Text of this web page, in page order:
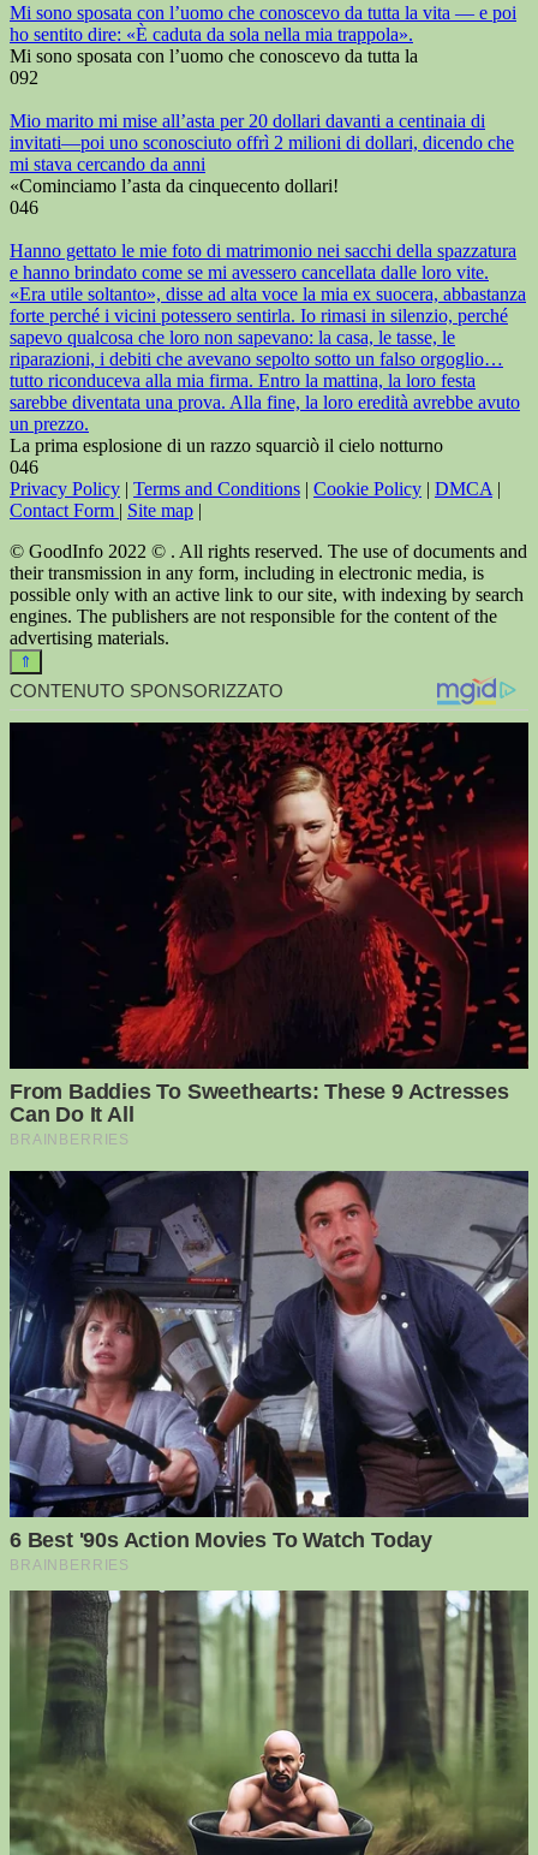
Mi sono sposata con l’uomo che conoscevo da tutta la vita — e poi
ho sentito dire: «È caduta da sola nella mia trappola».
Mi sono sposata con l’uomo che conoscevo da tutta la
092
Mio marito mi mise all’asta per 20 dollari davanti a centinaia di
invitati—poi uno sconosciuto offrì 2 milioni di dollari, dicendo che
mi stava cercando da anni
«Cominciamo l’asta da cinquecento dollari!
046
Hanno gettato le mie foto di matrimonio nei sacchi della spazzatura
e hanno brindato come se mi avessero cancellata dalle loro vite.
«Era utile soltanto», disse ad alta voce la mia ex suocera, abbastanza
forte perché i vicini potessero sentirla. Io rimasi in silenzio, perché
sapevo qualcosa che loro non sapevano: la casa, le tasse, le
riparazioni, i debiti che avevano sepolto sotto un falso orgoglio…
tutto riconduceva alla mia firma. Entro la mattina, la loro festa
sarebbe diventata una prova. Alla fine, la loro eredità avrebbe avuto
un prezzo.
La prima esplosione di un razzo squarciò il cielo notturno
046
Privacy Policy | Terms and Conditions | Cookie Policy | DMCA |
Contact Form | Site map |
© GoodInfo 2022 © . All rights reserved. The use of documents and
their transmission in any form, including in electronic media, is
possible only with an active link to our site, with indexing by search
engines. The publishers are not responsible for the content of the
advertising materials.